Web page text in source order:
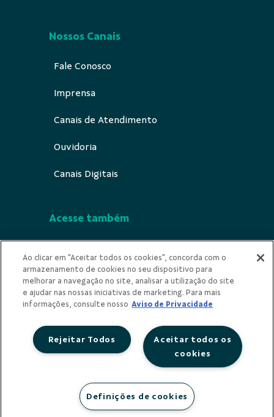
Nossos Canais
Fale Conosco
Imprensa
Canais de Atendimento
Ouvidoria
Canais Digitais
Acesse também
Indícios de Ilicitude
Privacidade
Ao clicar em "Aceitar todos os cookies", concorda com o
armazenamento de cookies no seu dispositivo para
melhorar a navegação no site, analisar a utilização do site
e ajudar nas nossas iniciativas de marketing. Para mais
informações, consulte nosso Aviso de Privacidade
Aceitar todos os
cookies
Rejeitar Todos
Definições de cookies